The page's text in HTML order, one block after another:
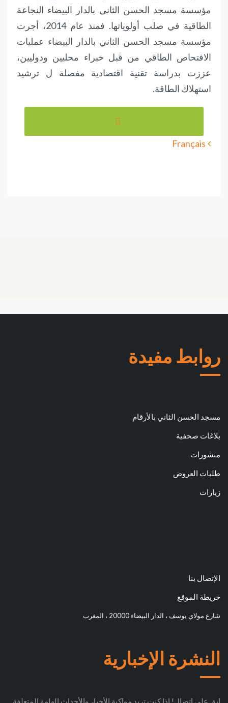
مؤسسة مسجد الحسن الثاني بالدار البيضاء النجاعة
الطاقية في صلب أولوياتها. فمنذ عام 2014، أجرت
مؤسسة مسجد الحسن الثاني بالدار البيضاء عمليات
الافتحاص الطاقي من قبل خبراء محليين ودوليين،
عززت بدراسة تقنية اقتصادية مفصلة ل ترشيد
استهلاك الطاقة.
Français
روابط مفيدة
مسجد الحسن الثاني بالأرقام
بلاغات صحفية
منشورات
طلبات العروض
زيارات
الإتصال بنا
خريطة الموقع
شارع مولاي يوسف ، الدار البيضاء 20000 ، المغرب
النشرة الإخبارية
ابق على اتصال! إذا كنت تريد مواكبة الأخبار والأحداث الهامة المتعلقة